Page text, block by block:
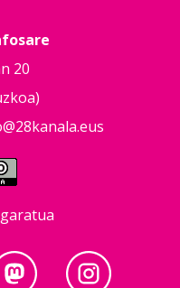
20